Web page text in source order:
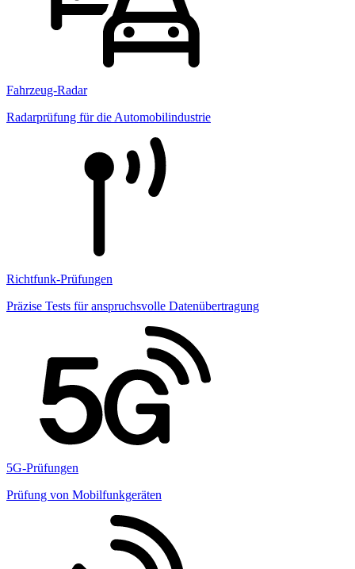
Fahrzeug-Radar
Radarprüfung für die Automobilindustrie
Richtfunk-Prüfungen
Präzise Tests für anspruchsvolle Datenübertragung
5G-Prüfungen
Prüfung von Mobilfunkgeräten